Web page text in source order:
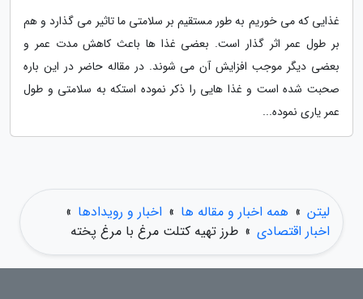
غذایی که می خوریم به طور مستقیم بر سلامتی ما تاثیر می گذارد و هم
بر طول عمر اثر گذار است. بعضی غذا ها باعث کاهش مدت عمر و
بعضی دیگر موجب افزایش آن می شوند. در مقاله حاضر در این باره
صحبت شده است و غذا هایی را ذکر نموده استکه به سلامتی و طول
عمر یاری نموده...
لیتن » همه اخبار و مقاله ها » اخبار و رویدادها »
اخبار اقتصادی » طرز تهیه کتلت مرغ با مرغ پخته